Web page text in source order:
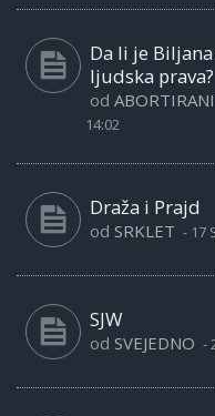
Da li je
ljudska prava?
od
14:02
Draža i Prajd
od SRKLET - 17
SJW
od SVEJEDNO -